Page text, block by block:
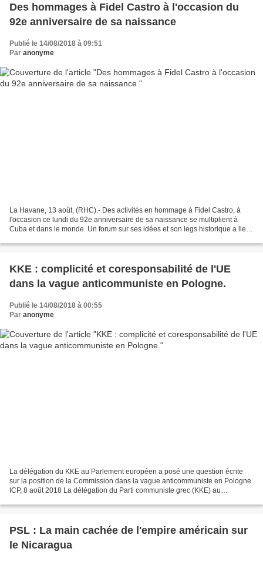
Des hommages à Fidel Castro à l'occasion du
92e anniversaire de sa naissance
Publié le 14/08/2018 à 09:51
Par anonyme
La Havane, 13 août, (RHC).- Des activités en hommage à Fidel Castro, à
l'occasion ce lundi du 92e anniversaire de sa naissance se multiplient à
Cuba et dans le monde. Un forum sur ses idées et son legs historique a lieu
KKE : complicité et coresponsabilité de l'UE
dans la vague anticommuniste en Pologne.
Publié le 14/08/2018 à 00:55
Par anonyme
La délégation du KKE au Parlement européen a posé une question écrite
sur la position de la Commission dans la vague anticommuniste en Pologne.
ICP, 8 août 2018 La délégation du Parti communiste grec (KKE) au
PSL : La main cachée de l'empire américain sur
le Nicaragua